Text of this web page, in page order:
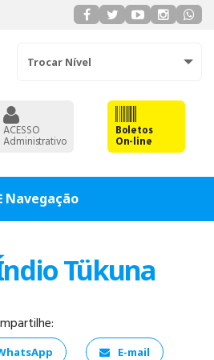
Trocar Nível
ACESSO
Administrativo
Boletos
On-line
Navegação
Tükuna
E-mail